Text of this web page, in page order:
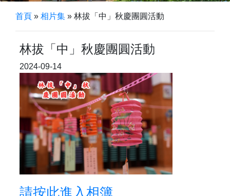
首頁 » 相片集 » 林拔「中」秋慶團圓活動
林拔「中」秋慶團圓活動
2024-09-14
請按此進入相簿